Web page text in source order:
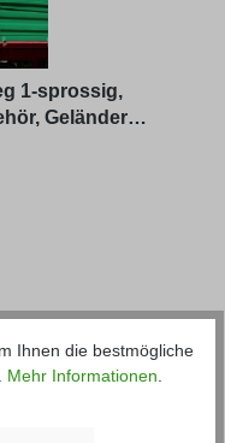
1-sprossig,
Ihnen die bestmögliche
Mehr Informationen.